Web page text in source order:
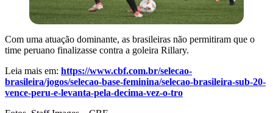
Com uma atuação dominante, as brasileiras não permitiram que o
time peruano finalizasse contra a goleira Rillary.
Leia mais em: https://www.cbf.com.br/selecao-
brasileira/jogos/selecao-base-feminina/selecao-brasileira-sub-20-
vence-peru-e-levanta-pela-decima-vez-o-tro